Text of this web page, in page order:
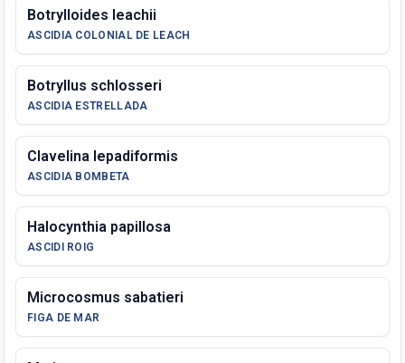
Botrylloides leachii
ASCIDIA COLONIAL DE LEACH
Botryllus schlosseri
ASCIDIA ESTRELLADA
Clavelina lepadiformis
ASCIDIA BOMBETA
Halocynthia papillosa
ASCIDI ROIG
Microcosmus sabatieri
FIGA DE MAR